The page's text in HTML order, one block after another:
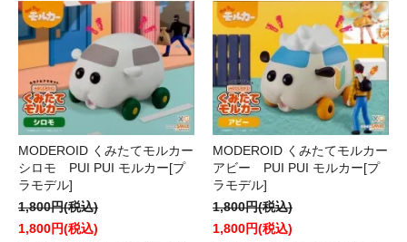
MODEROID くみたてモルカー
シロモ PUI PUI モルカー[プ
ラモデル]
1,800円(税込)
1,800円(税込)
MODEROID くみたてモルカー
アビー PUI PUI モルカー[プ
ラモデル]
1,800円(税込)
1,800円(税込)